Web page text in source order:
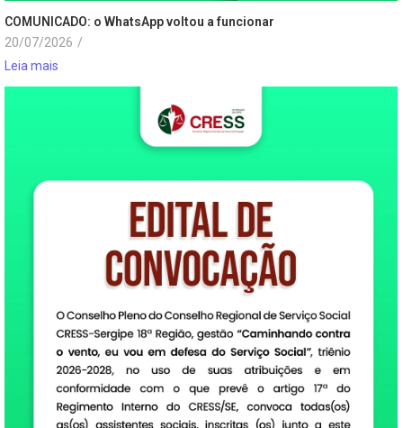
COMUNICADO: o WhatsApp voltou a funcionar
20/07/2026 /
Leia mais